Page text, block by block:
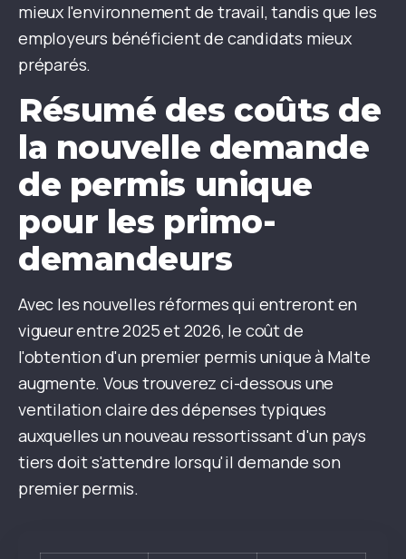
mieux l'environnement de travail, tandis que les
employeurs bénéficient de candidats mieux
préparés.
Résumé des coûts de
la nouvelle demande
de permis unique
pour les primo-
demandeurs
Avec les nouvelles réformes qui entreront en
vigueur entre 2025 et 2026, le coût de
l'obtention d'un premier permis unique à Malte
augmente. Vous trouverez ci-dessous une
ventilation claire des dépenses typiques
auxquelles un nouveau ressortissant d'un pays
tiers doit s'attendre lorsqu'il demande son
premier permis.